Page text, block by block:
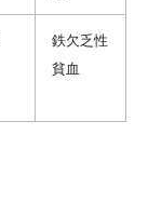
鉄欠乏性
貧血